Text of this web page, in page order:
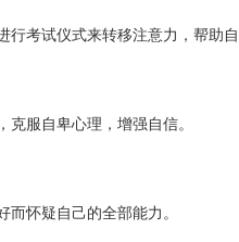
考试仪式来转移注意力，帮助自
服自卑心理，增强自信。
怀疑自己的全部能力。